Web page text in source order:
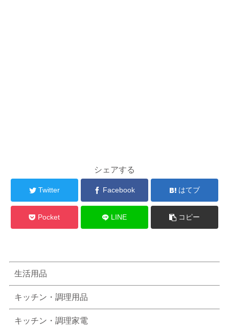
シェアする
Twitter Facebook はてブ
Pocket LINE コピー
生活用品
キッチン・調理用品
キッチン・調理家電